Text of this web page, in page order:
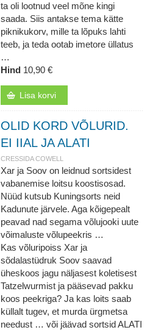
ta oli lootnud veel mõne kingi
saada. Siis antakse tema kätte
piknikukorv, mille ta lõpuks lahti
teeb, ja teda ootab imetore üllatus
…
Hind 10,90 €
Lisa korvi
OLID KORD VÕLURID.
EI IIAL JA ALATI
CRESSIDA COWELL
Xar ja Soov on leidnud sortsidest
vabanemise loitsu koostisosad.
Nüüd kutsub Kuningsorts neid
Kadunute järvele. Aga kõigepealt
peavad nad segama võlujooki uute
võimaluste võlupeekris …
Kas võluripoiss Xar ja
sõdalastüdruk Soov saavad
üheskoos jagu näljasest koletisest
Tatzelwurmist ja pääsevad pakku
koos peekriga? Ja kas loits saab
küllalt tugev, et murda ürgmetsa
needust … või jäävad sortsid ALATI